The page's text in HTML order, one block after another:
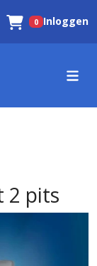
Winkelwagen
0 Inloggen
2 pits